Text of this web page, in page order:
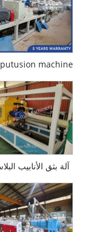
آلة بثق الأنابيب